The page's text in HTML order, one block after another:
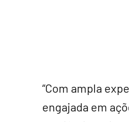
“Com ampla
engajada em